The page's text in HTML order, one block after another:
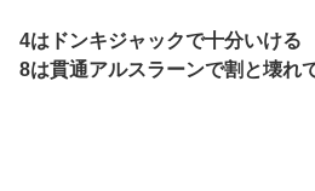
4はドンキジャックで十分いける
8は貫通アルスラーンで割と壊れ